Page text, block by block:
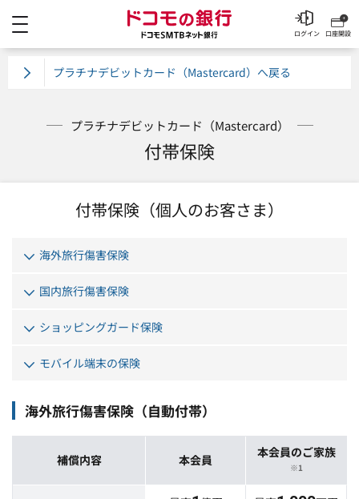
ドコモの銀行 ドコモ
口座開設
ログイン
プラチナデビットカード（Mastercard）
付帯保険
付帯保険（個人のお客さま）
海外旅行傷害保険
国内旅行傷害保険
ショッピングガード保険
モバイル端末の保険
海外旅行傷害保険（自動付帯）
補償内容 本会員 本会員のご家族
※1
プラチナデビットカード（Mastercard）へ戻る